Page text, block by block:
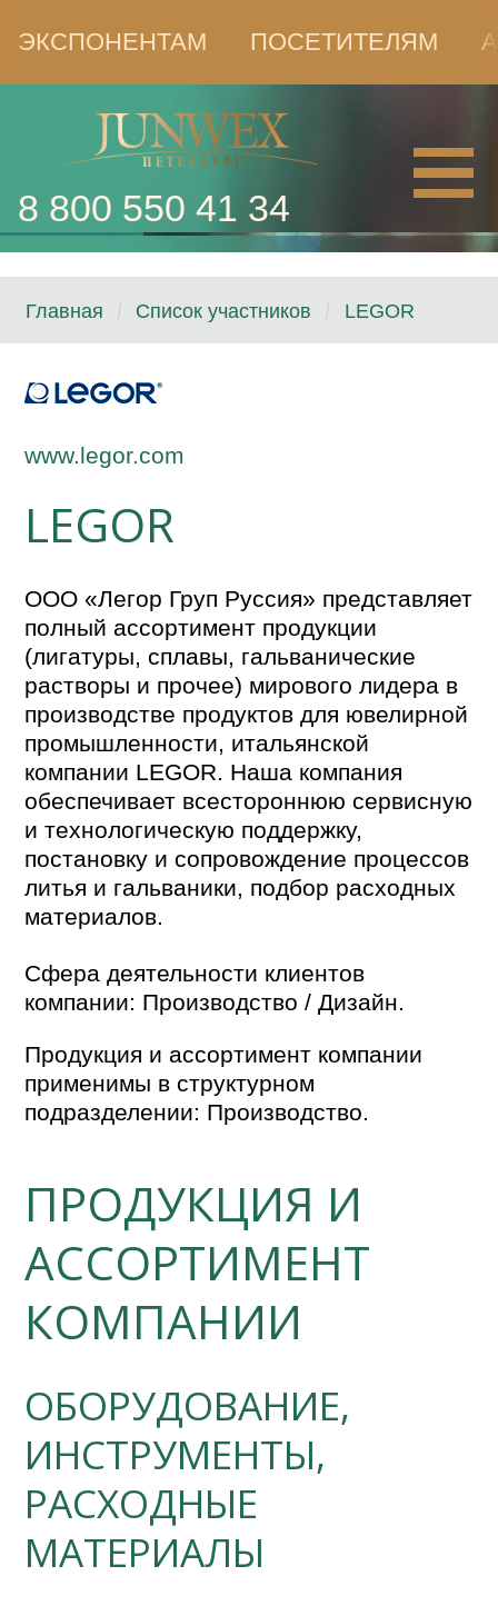
ЭКСПОНЕНТАМ ПОСЕТИТЕЛЯМ
8 800 550 41 34
Главная Список участников LEGOR
www.legor.com
LEGOR
ООО «Легор Груп Руссия» представляет
полный ассортимент продукции
(лигатуры, сплавы, гальванические
растворы и прочее) мирового лидера в
производстве продуктов для ювелирной
промышленности, итальянской
компании LEGOR. Наша компания
обеспечивает всестороннюю сервисную
и технологическую поддержку,
постановку и сопровождение процессов
литья и гальваники, подбор расходных
материалов.
Сфера деятельности клиентов
компании: Производство / Дизайн.
Продукция и ассортимент компании
применимы в структурном
подразделении: Производство.
ПРОДУКЦИЯ И
АССОРТИМЕНТ
КОМПАНИИ
ОБОРУДОВАНИЕ,
ИНСТРУМЕНТЫ,
РАСХОДНЫЕ
МАТЕРИАЛЫ